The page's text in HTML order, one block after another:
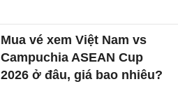
Mua vé xem Việt Nam vs
Campuchia ASEAN Cup
2026 ở đâu, giá bao nhiêu?